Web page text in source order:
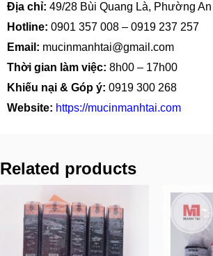
Địa chỉ: 49/28 Bùi Quang Là, Phường An
Hotline: 0901 357 008 – 0919 237 257
Email: mucinmanhtai@gmail.com
Thời gian làm việc: 8h00 – 17h00
Khiếu nại & Góp ý: 0919 300 268
Website: https://mucinmanhtai.com
Related products